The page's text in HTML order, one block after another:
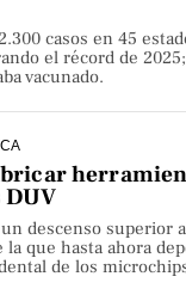
casos en 45
el récord de
vacunado.
descenso superior
que hasta ahora
de los